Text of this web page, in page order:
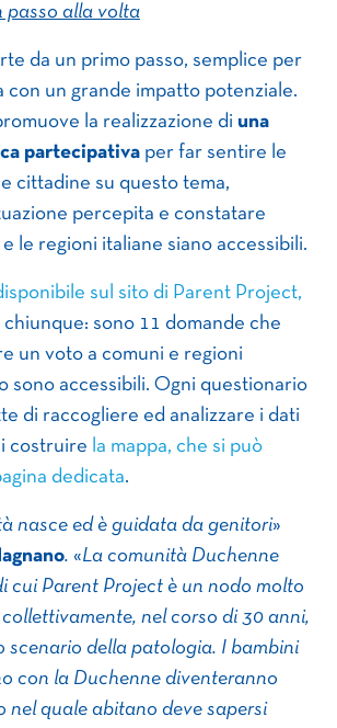
passo alla volta
da un primo passo, semplice per
con un grande impatto potenziale.
la realizzazione di una
partecipativa per far sentire le
cittadine su questo tema,
percepita e constatare
le regioni italiane siano accessibili.
sul sito di Parent Project,
sono 11 domande che
un voto a comuni e regioni
sono accessibili. Ogni questionario
di raccogliere ed analizzare i dati
costruire la mappa, che si può
dedicata.
nasce ed è guidata da genitori»
. «La comunità Duchenne
cui Parent Project è un nodo molto
nel corso di 30 anni,
scenario della patologia. I bambini
con la Duchenne diventeranno
nel quale abitano deve sapersi